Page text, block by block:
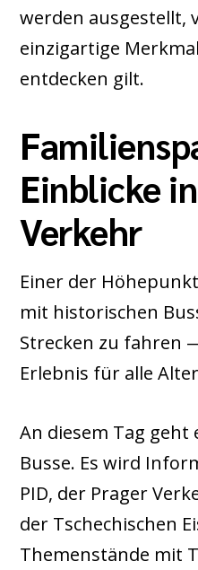
werden ausgestellt,
einzigartige
entdecken gilt.
Einblicke
Verkehr
Einer der
mit historischen
Strecken zu fahren
Erlebnis für alle
An diesem Tag
Busse. Es wird
PID, der Prager
der Tschechischen
Themenstände mit